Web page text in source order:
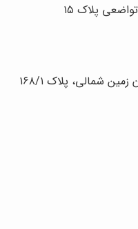
پلاک ۱۵
شمالی، پلاک ۱۶۸/۱